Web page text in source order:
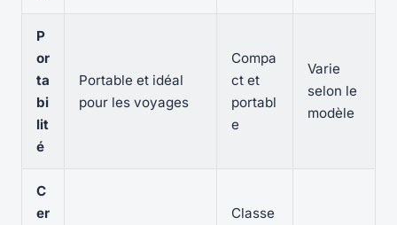
P
or
ta
bi
lit
é
Portable et idéal
pour les voyages
Compa
ct et
portabl
e
Varie
selon le
modèle
C
er
Classe